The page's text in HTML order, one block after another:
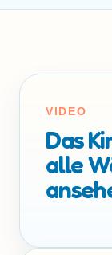
VIDEO
Das
alle